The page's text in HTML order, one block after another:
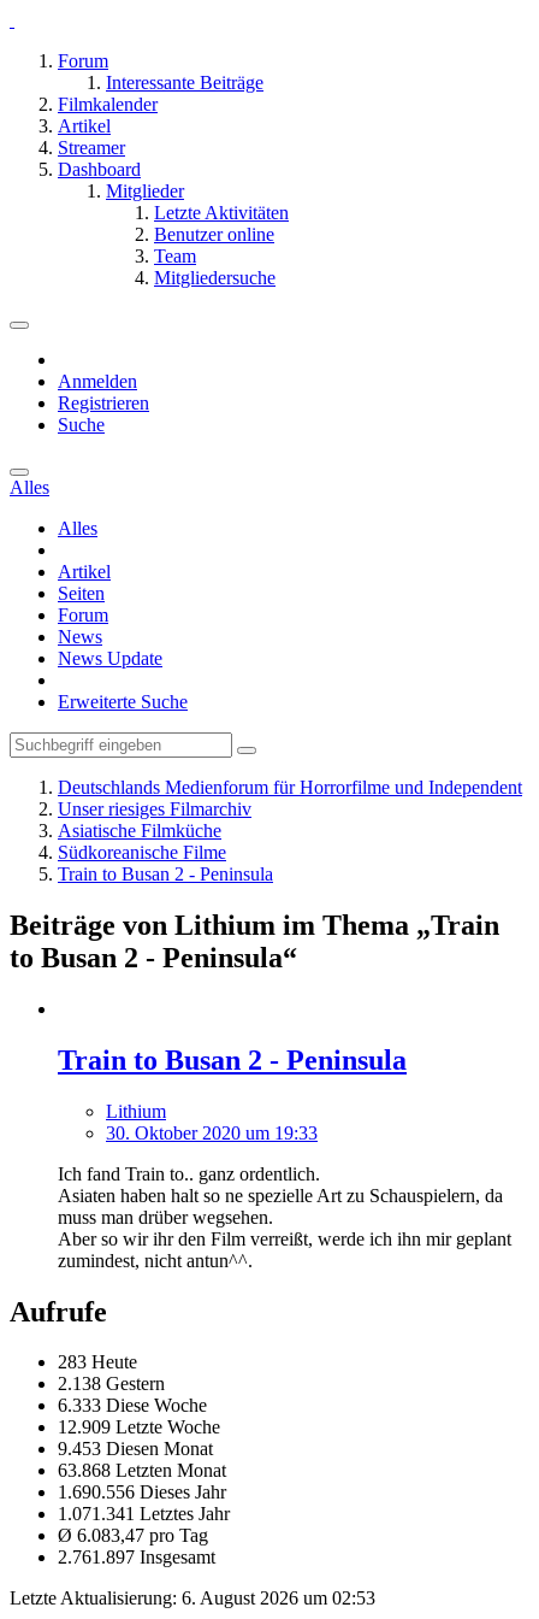
Forum
Interessante Beiträge
Filmkalender
Artikel
Streamer
Dashboard
Mitglieder
Letzte Aktivitäten
Benutzer online
Team
Mitgliedersuche
Anmelden
Registrieren
Suche
Alles
Alles
Artikel
Seiten
Forum
News
News Update
Erweiterte Suche
Deutschlands Medienforum für Horrorfilme und Independent
Unser riesiges Filmarchiv
Asiatische Filmküche
Südkoreanische Filme
Train to Busan 2 - Peninsula
Beiträge von Lithium im Thema „Train
to Busan 2 - Peninsula“
Train to Busan 2 - Peninsula
Lithium
30. Oktober 2020 um 19:33
Ich fand Train to.. ganz ordentlich.
Asiaten haben halt so ne spezielle Art zu Schauspielern, da
muss man drüber wegsehen.
Aber so wir ihr den Film verreißt, werde ich ihn mir geplant
zumindest, nicht antun^^.
Aufrufe
283 Heute
2.138 Gestern
6.333 Diese Woche
12.909 Letzte Woche
9.453 Diesen Monat
63.868 Letzten Monat
1.690.556 Dieses Jahr
1.071.341 Letztes Jahr
Ø 6.083,47 pro Tag
2.761.897 Insgesamt
Letzte Aktualisierung: 6. August 2026 um 02:53